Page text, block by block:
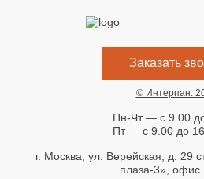
Заказать
© Интерпан.
Пн-Чт — с 9.00
Пт — с 9.00 до
г. Москва, ул. Верейская, д. 29
плаза-3», офис